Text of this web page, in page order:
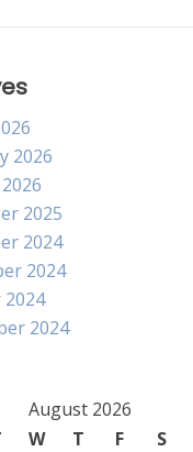
2026
2025
2024
2024
2024
August 2026
W T F S